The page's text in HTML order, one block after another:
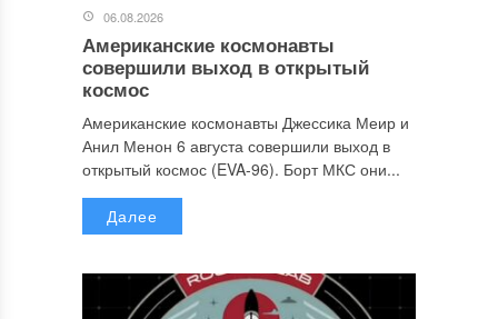
06.08.2026
Американские космонавты
совершили выход в открытый
космос
Американские космонавты Джессика Меир и
Анил Менон 6 августа совершили выход в
открытый космос (EVA-96). Борт МКС они...
Далее